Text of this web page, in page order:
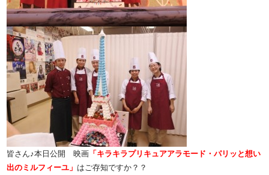
皆さん♪本日公開 映画 「キラキラプリキュアアラモード・パリッと想い
出のミルフィーユ」 はご存知ですか？？